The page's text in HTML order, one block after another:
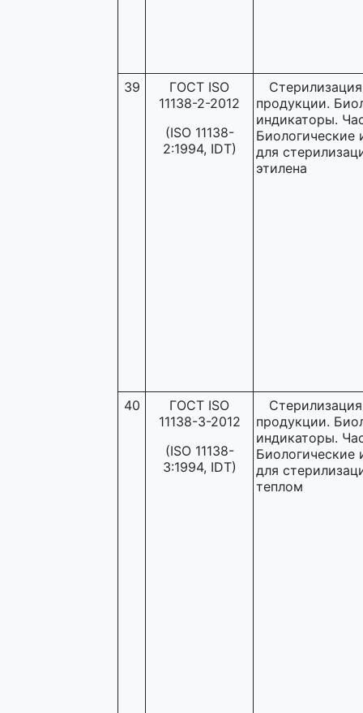
39
ГОСТ ISO
11138-2-2012
(ISO 11138-
2:1994, IDT)
продукции.
индикаторы.
Биологические
для
этилена
40
ГОСТ ISO
11138-3-2012
(ISO 11138-
3:1994, IDT)
продукции.
индикаторы.
Биологические
для
теплом